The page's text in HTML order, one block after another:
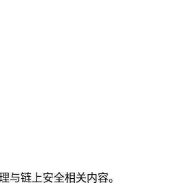
与链上安全相关内容。